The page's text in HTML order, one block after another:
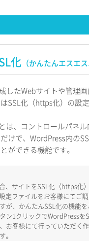
化 （かんたんエスエス
したWebサイトや管理
SSL化（https化）の設
は、コントロールパネ
けで、WordPress内の
ができる機能です。
、サイトをSSL化（https化
定ファイルをお客様にてご
が、かんたんSSL化の機能
ン1クリックでWordPressを
お客様にて行っていただく
。